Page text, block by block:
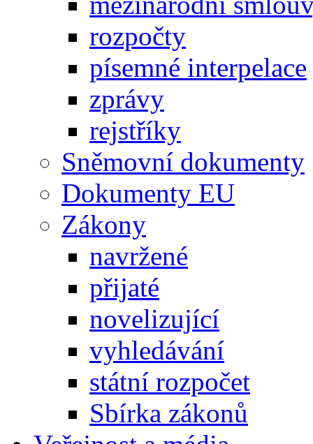
rozpočty
písemné interpelace
zprávy
rejstříky
Sněmovní dokumenty
Dokumenty EU
Zákony
navržené
přijaté
novelizující
vyhledávání
státní rozpočet
Sbírka zákonů